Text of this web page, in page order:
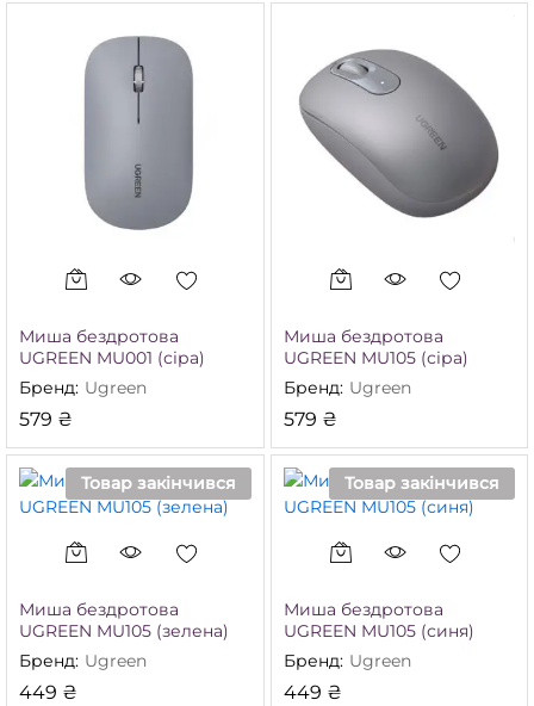
Миша бездротова
UGREEN MU001 (сіра)
Бренд: Ugreen
579 ₴
Миша бездротова
UGREEN MU105 (сіра)
Бренд: Ugreen
579 ₴
Товар закінчився
Миша бездротова
UGREEN MU105 (зелена)
Бренд: Ugreen
449 ₴
Товар закінчився
Миша бездротова
UGREEN MU105 (синя)
Бренд: Ugreen
449 ₴